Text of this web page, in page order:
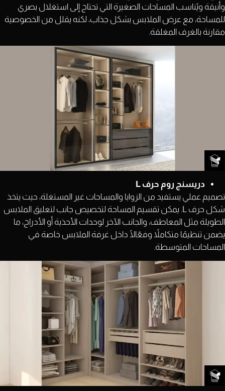
وأنيقة ويُناسب المساحات الصغيرة التي تحتاج إلى استغلال بصري
للمساحة، مع عرض الملابس بشكل جذاب، لكنه يقلل من الخصوصية
مقارنة بالغرف المغلقة.
دريسنج روم حرف L
تصميم عملي يستفيد من الزوايا والمساحات غير المستغلة، حيث يتخذ
شكل حرف L. يمكن تقسيم المساحة لتخصيص جانب لتعليق الملابس
الطويلة مثل المعاطف، والجانب الآخر لوحدات الأحذية أو الأدراج، ما
يضمن تنظيمًا متكاملاً وفعّالًا داخل غرفة الملابس خاصة في
المساحات المتوسطة.